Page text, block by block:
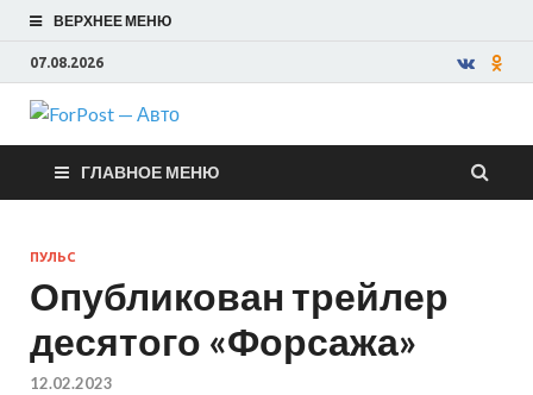
ВЕРХНЕЕ МЕНЮ
07.08.2026
ForPost —
Авто
ГЛАВНОЕ МЕНЮ
ПУЛЬС
Опубликован трейлер
десятого «Форсажа»
12.02.2023